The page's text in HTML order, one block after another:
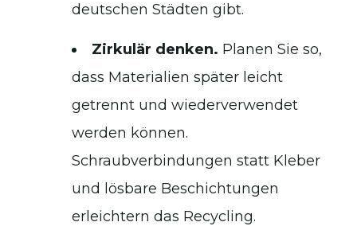
deutschen Städten gibt.
Zirkulär denken. Planen Sie so,
dass Materialien später leicht
getrennt und wiederverwendet
werden können.
Schraubverbindungen statt Kleber
und lösbare Beschichtungen
erleichtern das Recycling.